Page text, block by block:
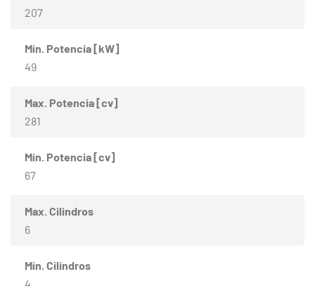
207
Mín. Potencia [kW]
49
Max. Potencia [cv]
281
Mín. Potencia [cv]
67
Max. Cilindros
6
Mín. Cilindros
4